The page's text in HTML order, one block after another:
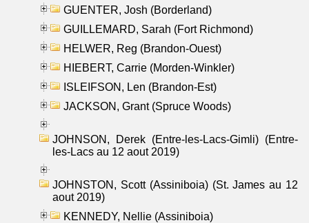
GUENTER, Josh (Borderland)
GUILLEMARD, Sarah (Fort Richmond)
HELWER, Reg (Brandon-Ouest)
HIEBERT, Carrie (Morden-Winkler)
ISLEIFSON, Len (Brandon-Est)
JACKSON, Grant (Spruce Woods)
JOHNSON, Derek (Entre-les-Lacs-Gimli) (Entre-
les-Lacs au 12 aout 2019)
JOHNSTON, Scott (Assiniboia) (St. James au 12
aout 2019)
KENNEDY, Nellie (Assiniboia)